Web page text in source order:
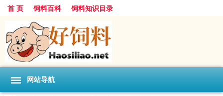
首 页 饲料百科 饲料知识目录
网站导航